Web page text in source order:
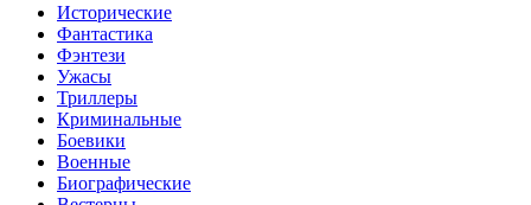
Исторические
Фантастика
Фэнтези
Ужасы
Триллеры
Криминальные
Боевики
Военные
Биографические